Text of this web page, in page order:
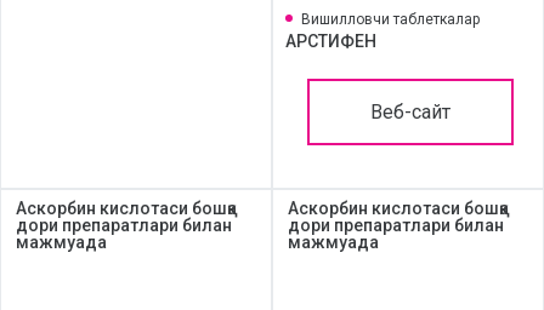
Вишилловчи таблеткалар
АРСТИФЕН
Веб-сайт
Аскорбин кислотаси бошқа
дори препаратлари билан
мажмуада
Аскорбин кислотаси бошқа
дори препаратлари билан
мажмуада